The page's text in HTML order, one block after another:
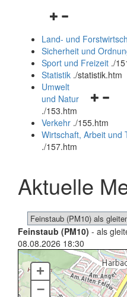
Navigationsmenü
und
schließen
Land- und
Sicherheit und
Sport und Freizeit ./
Statistik ./statistik.htm
und
schließen
Umwelt
und Natur
./153.htm
Verkehr ./155.htm
Wirtschaft, Arbeit und
./157.htm
Aktuelle
Feinstaub (PM10) - als
08.08.2026 18:30
+
–